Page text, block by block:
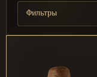
Фильтры